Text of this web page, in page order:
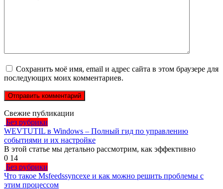
Сохранить моё имя, email и адрес сайта в этом браузере для
последующих моих комментариев.
Свежие публикации
Без рубрики
WEVTUTIL в Windows – Полный гид по управлению
событиями и их настройке
В этой статье мы детально рассмотрим, как эффективно
0 14
Без рубрики
Что такое Msfeedssyncexe и как можно решить проблемы с
этим процессом